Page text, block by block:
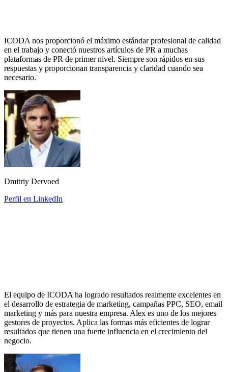
ICODA nos proporcionó el máximo estándar profesional de calidad
en el trabajo y conectó nuestros artículos de PR a muchas
plataformas de PR de primer nivel. Siempre son rápidos en sus
respuestas y proporcionan transparencia y claridad cuando sea
necesario.
Dmitriy Dervoed
Perfil en LinkedIn
El equipo de ICODA ha logrado resultados realmente excelentes en
el desarrollo de estrategia de marketing, campañas PPC, SEO, email
marketing y más para nuestra empresa. Alex es uno de los mejores
gestores de proyectos. Aplica las formas más eficientes de lograr
resultados que tienen una fuerte influencia en el crecimiento del
negocio.